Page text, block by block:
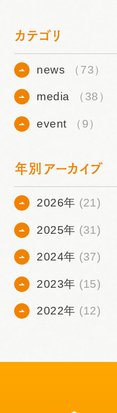
カテゴリ
news （73）
media （38）
event （9）
年別アーカイブ
2026年 (21)
2025年 (31)
2024年 (37)
2023年 (15)
2022年 (12)